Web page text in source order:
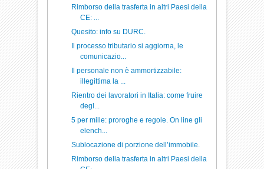
Rimborso della trasferta in altri Paesi della
CE: ...
Quesito: info su DURC.
Il processo tributario si aggiorna, le
comunicazio...
Il personale non è ammortizzabile:
illegittima la ...
Rientro dei lavoratori in Italia: come fruire
degl...
5 per mille: proroghe e regole. On line gli
elench...
Sublocazione di porzione dell’immobile.
Rimborso della trasferta in altri Paesi della